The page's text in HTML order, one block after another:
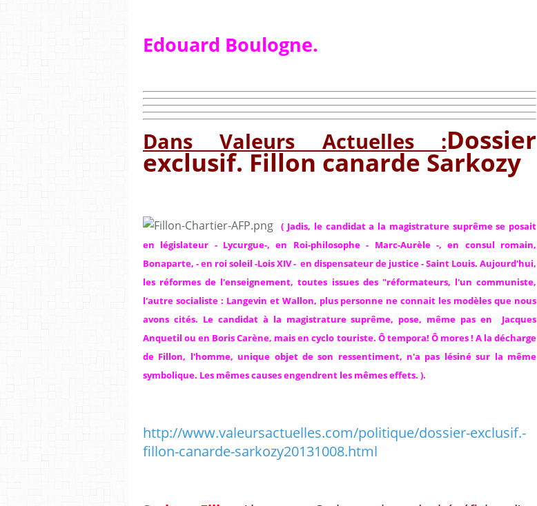
Edouard Boulogne.
Dans Valeurs Actuelles :Dossier
exclusif. Fillon canarde Sarkozy
( Jadis, le candidat a la magistrature suprême se posait
en législateur - Lycurgue-, en Roi-philosophe - Marc-Aurèle -, en consul romain,
Bonaparte, - en roi soleil -Lois XIV - en dispensateur de justice - Saint Louis. Aujourd'hui,
les réformes de l'enseignement, toutes issues des "réformateurs, l'un communiste,
l'autre socialiste : Langevin et Wallon, plus personne ne connait les modèles que nous
avons cités. Le candidat à la magistrature suprême, pose, même pas en Jacques
Anquetil ou en Boris Carène, mais en cyclo touriste. Ô tempora! Ô mores ! A la décharge
de Fillon, l'homme, unique objet de son ressentiment, n'a pas lésiné sur la même
symbolique. Les mêmes causes engendrent les mêmes effets. ).
http://www.valeursactuelles.com/politique/dossier-exclusif.-
fillon-canarde-sarkozy20131008.html